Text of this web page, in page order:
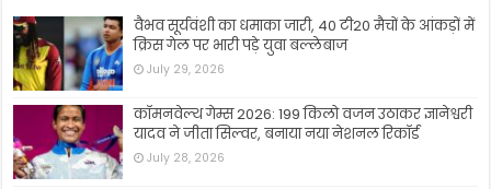
वैभव सूर्यवंशी का धमाका जारी, 40 टी20 मैचों के आंकड़ों में
क्रिस गेल पर भारी पड़े युवा बल्लेबाज
July 29, 2026
कॉमनवेल्थ गेम्स 2026: 199 किलो वजन उठाकर ज्ञानेश्वरी
यादव ने जीता सिल्वर, बनाया नया नेशनल रिकॉर्ड
July 28, 2026